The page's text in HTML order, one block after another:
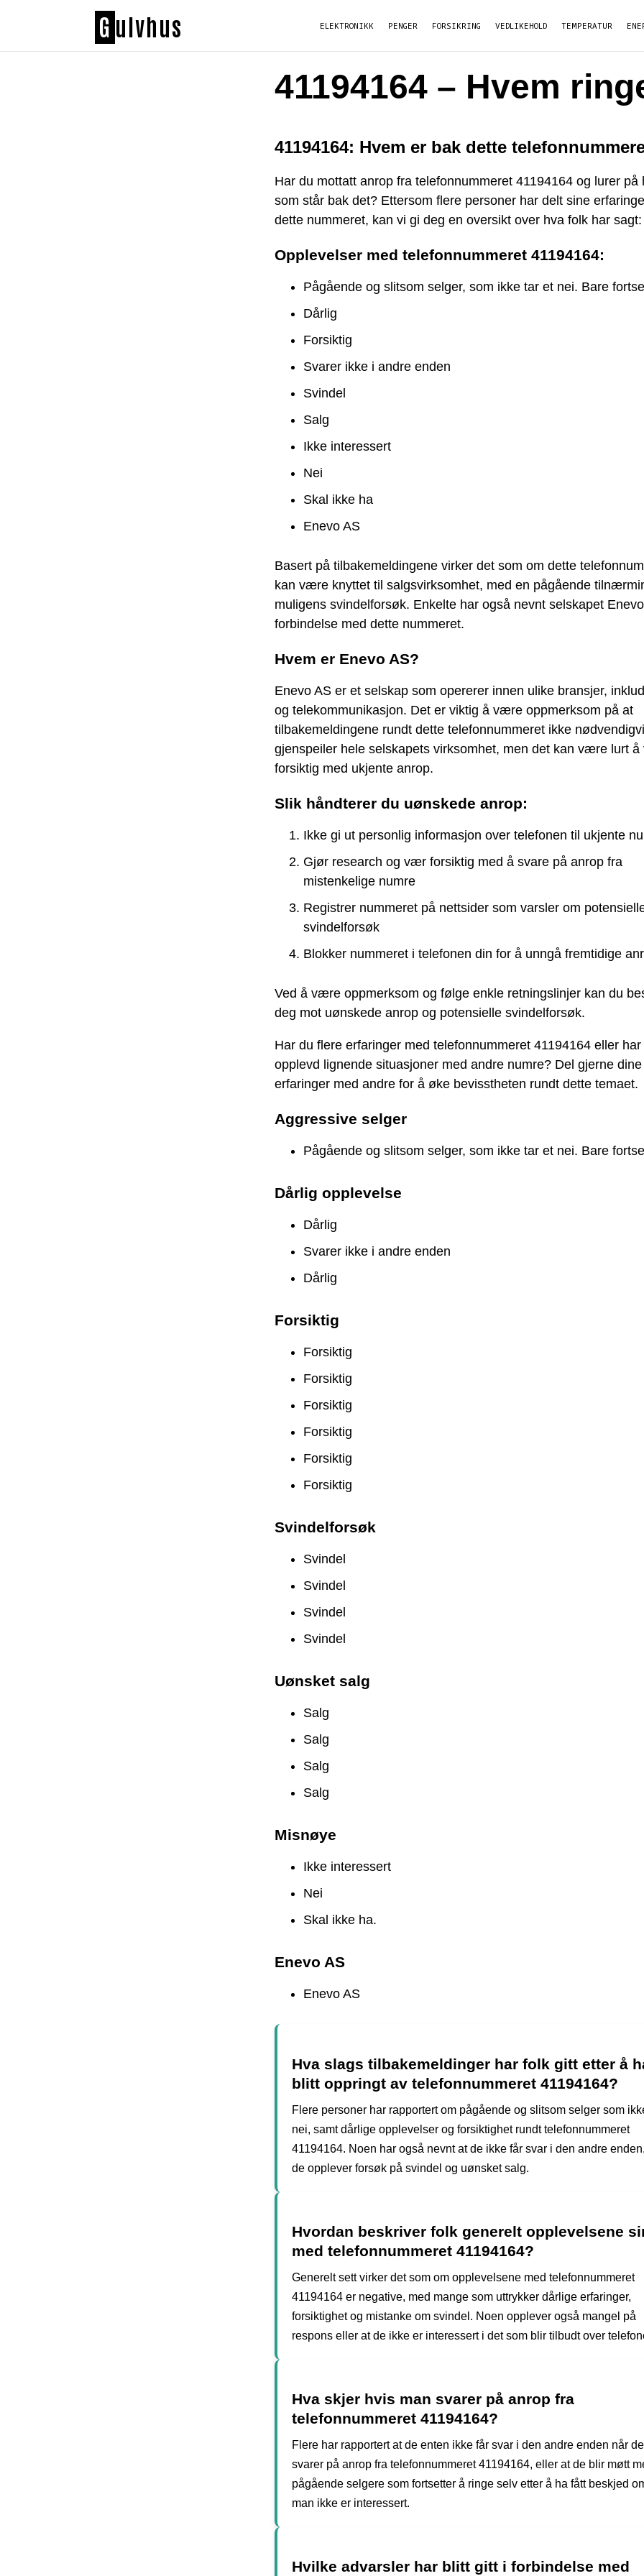
G ulvhus ELEKTRONIKK PENGER FORSIKRING VEDLIKEHOLD TEMPERATUR
41194164 – Hvem
41194164: Hvem er bak dette
Har du mottatt anrop fra telefonnummeret 41194164 og lurer på
som står bak det? Ettersom flere personer har delt sine
dette nummeret, kan vi gi deg en oversikt over hva folk har sagt:
Opplevelser med telefonnummeret 41194164:
Pågående og slitsom selger, som ikke tar et nei. Bare
Dårlig
Forsiktig
Svarer ikke i andre enden
Svindel
Salg
Ikke interessert
Nei
Skal ikke ha
Enevo AS
Basert på tilbakemeldingene virker det som om dette
kan være knyttet til salgsvirksomhet, med en pågående
muligens svindelforsøk. Enkelte har også nevnt selskapet
forbindelse med dette nummeret.
Hvem er Enevo AS?
Enevo AS er et selskap som opererer innen ulike bransjer,
og telekommunikasjon. Det er viktig å være oppmerksom på at
tilbakemeldingene rundt dette telefonnummeret ikke
gjenspeiler hele selskapets virksomhet, men det kan være lurt
forsiktig med ukjente anrop.
Slik håndterer du uønskede anrop:
Ikke gi ut personlig informasjon over telefonen til ukjente
Gjør research og vær forsiktig med å svare på anrop fra
mistenkelige numre
Registrer nummeret på nettsider som varsler om
svindelforsøk
Blokker nummeret i telefonen din for å unngå fremtidige
Ved å være oppmerksom og følge enkle retningslinjer kan du
deg mot uønskede anrop og potensielle svindelforsøk.
Har du flere erfaringer med telefonnummeret 41194164 eller har
opplevd lignende situasjoner med andre numre? Del gjerne dine
erfaringer med andre for å øke bevisstheten rundt dette temaet.
Aggressive selger
Pågående og slitsom selger, som ikke tar et nei. Bare
Dårlig opplevelse
Dårlig
Svarer ikke i andre enden
Dårlig
Forsiktig
Forsiktig
Forsiktig
Forsiktig
Forsiktig
Forsiktig
Forsiktig
Svindelforsøk
Svindel
Svindel
Svindel
Svindel
Uønsket salg
Salg
Salg
Salg
Salg
Misnøye
Ikke interessert
Nei
Skal ikke ha.
Enevo AS
Enevo AS
Hva slags tilbakemeldinger har folk gitt etter å
blitt oppringt av telefonnummeret 41194164?
Flere personer har rapportert om pågående og slitsom selger som
nei, samt dårlige opplevelser og forsiktighet rundt telefonnummeret
41194164. Noen har også nevnt at de ikke får svar i den andre
de opplever forsøk på svindel og uønsket salg.
Hvordan beskriver folk generelt opplevelsene
med telefonnummeret 41194164?
Generelt sett virker det som om opplevelsene med telefonnummeret
41194164 er negative, med mange som uttrykker dårlige erfaringer,
forsiktighet og mistanke om svindel. Noen opplever også mangel på
respons eller at de ikke er interessert i det som blir tilbudt over
Hva skjer hvis man svarer på anrop fra
telefonnummeret 41194164?
Flere har rapportert at de enten ikke får svar i den andre enden når de
svarer på anrop fra telefonnummeret 41194164, eller at de blir møtt
pågående selgere som fortsetter å ringe selv etter å ha fått beskjed
man ikke er interessert.
Hvilke advarsler har blitt gitt i forbindelse med